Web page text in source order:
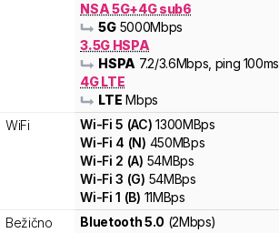
NSA 5G+4G sub6
5G 5000Mbps
3.5G HSPA
HSPA 7.2/3.6Mbps , ping 100ms
4G LTE
LTE Mbps
WiFi
Wi-Fi5 (AC) 1300MBps
Wi-Fi 4 (N) 450MBps
Wi-Fi 2 (A) 54MBps
Wi-Fi3 (G) 54MBps
Wi-Fi1 (B) 11MBps
Bežično
Bluetooth 5.0 (2Mbps)